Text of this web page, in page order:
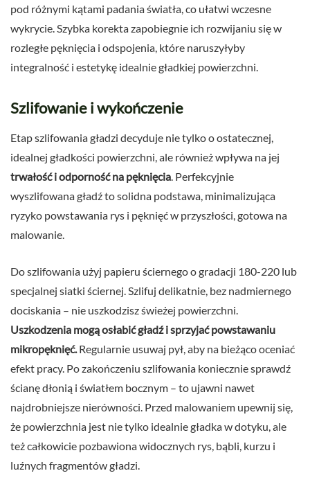
pod różnymi kątami padania światła, co ułatwi wczesne
wykrycie. Szybka korekta zapobiegnie ich rozwijaniu się w
rozległe pęknięcia i odspojenia, które naruszyłyby
integralność i estetykę idealnie gładkiej powierzchni.
Szlifowanie i wykończenie
Etap szlifowania gładzi decyduje nie tylko o ostatecznej,
idealnej gładkości powierzchni, ale również wpływa na jej
trwałość i odporność na pęknięcia. Perfekcyjnie
wyszlifowana gładź to solidna podstawa, minimalizująca
ryzyko powstawania rys i pęknięć w przyszłości, gotowa na
malowanie.
Do szlifowania użyj papieru ściernego o gradacji 180-220 lub
specjalnej siatki ściernej. Szlifuj delikatnie, bez nadmiernego
dociskania – nie uszkodzisz świeżej powierzchni.
Uszkodzenia mogą osłabić gładź i sprzyjać powstawaniu
mikropęknięć.Regularnie usuwaj pył, aby na bieżąco oceniać
efekt pracy. Po zakończeniu szlifowania koniecznie sprawdź
ścianę dłonią i światłem bocznym – to ujawni nawet
najdrobniejsze nierówności. Przed malowaniem upewnij się,
że powierzchnia jest nie tylko idealnie gładka w dotyku, ale
też całkowicie pozbawiona widocznych rys, bąbli, kurzu i
luźnych fragmentów gładzi.